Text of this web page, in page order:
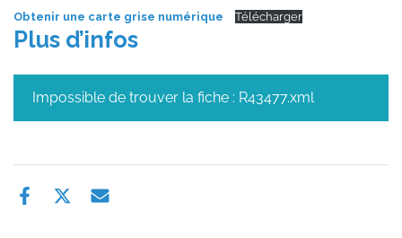
Obtenir une carte grise numérique Télécharger
Plus d’infos
Impossible de trouver la fiche : R43477.xml